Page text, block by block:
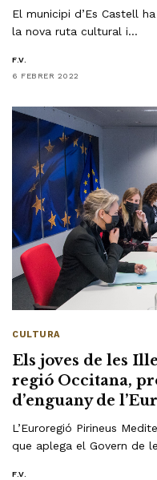
El municipi d’Es Castell
la nova ruta cultural i…
F.V.
6 FEBRER 2022
CULTURA
Els joves de les
regió Occitana,
d’enguany de
L’Euroregió Pirineus
que aplega el Govern de
F.V.